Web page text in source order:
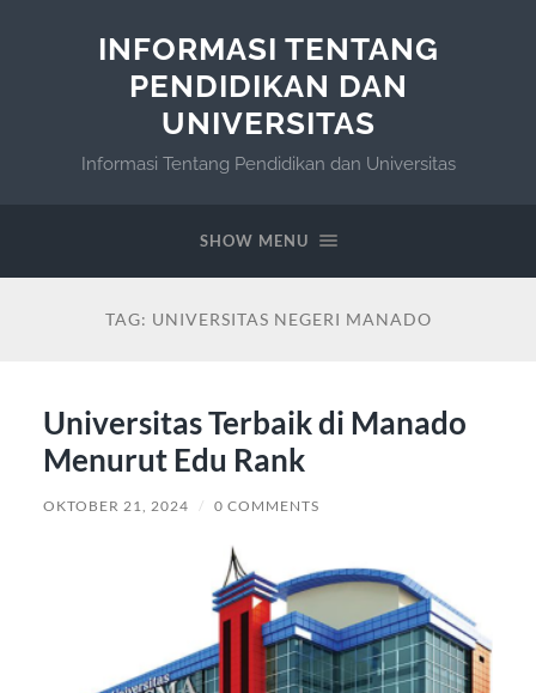
INFORMASI TENTANG
PENDIDIKAN DAN
UNIVERSITAS
Informasi Tentang Pendidikan dan Universitas
SHOW MENU
TAG: UNIVERSITAS NEGERI MANADO
Universitas Terbaik di Manado
Menurut Edu Rank
OKTOBER 21, 2024 / 0 COMMENTS